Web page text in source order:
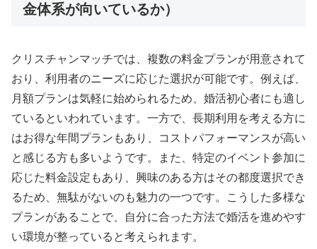
金体系が向いているか）
クリスチャンマッチでは、複数の料金プランが用意されて
おり、利用者のニーズに応じた選択が可能です。例えば、
月額プランは気軽に始められるため、婚活初心者にも適し
ているといわれています。一方で、長期利用を考える方に
はお得な年間プランもあり、コストパフォーマンスが高い
と感じる方も多いようです。また、特定のイベント参加に
応じた料金設定もあり、興味のある方はその都度選択でき
るため、無駄がないのも魅力の一つです。こうした多様な
プランがあることで、自分に合った方法で婚活を進めやす
い環境が整っていると考えられます。